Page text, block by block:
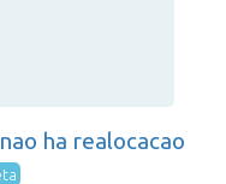
ha realocacao